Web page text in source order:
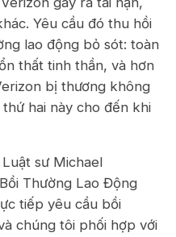
Yêu cầu đó thu hồi
lao động bỏ sót: toàn
thất tinh thần, và hơn
bị thương không
hai này cho đến khi
Luật sư Michael
Thường Lao Động
tiếp yêu cầu bồi
chúng tôi phối hợp với